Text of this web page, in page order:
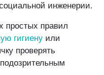
инженерии.
простых правил
гигиену или
проверять